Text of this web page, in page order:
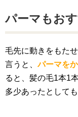
パーマもお
毛先に動きをもた
言うと、パーマを
ると、髪の毛1本1
多少あったとしても